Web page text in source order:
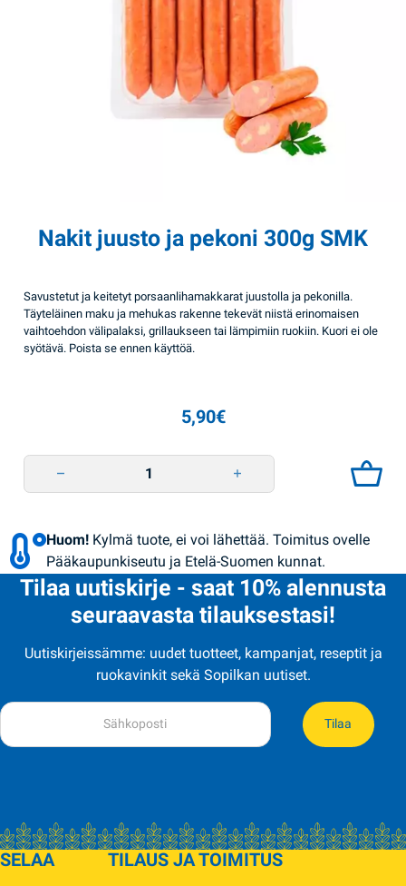
Nakit juusto ja pekoni 300g SMK
Savustetut ja keitetyt porsaanlihamakkarat juustolla ja pekonilla.
Täyteläinen maku ja mehukas rakenne tekevät niistä erinomaisen
vaihtoehdon välipalaksi, grillaukseen tai lämpimiin ruokiin. Kuori ei ole
syötävä. Poista se ennen käyttöä.
5,90€
Huom! Kylmä tuote, ei voi lähettää. Toimitus ovelle
Pääkaupunkiseutu ja Etelä-Suomen kunnat.
Tilaa uutiskirje - saat 10% alennusta
seuraavasta tilauksestasi!
Uutiskirjeissämme: uudet tuotteet, kampanjat, reseptit ja
ruokavinkit sekä Sopilkan uutiset.
Tilaa
SELAA TILAUS JA TOIMITUS